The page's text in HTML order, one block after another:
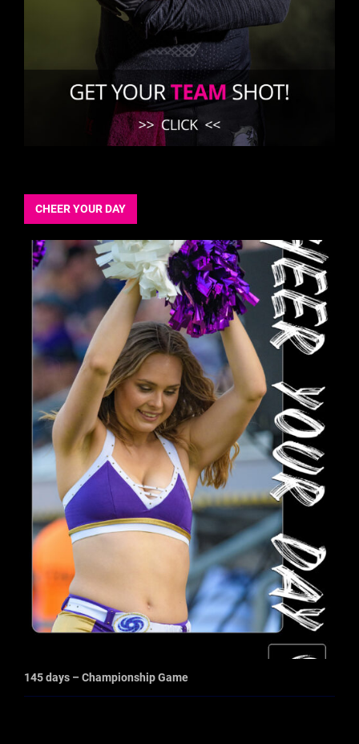
CHEER YOUR DAY
145 days – Championship Game